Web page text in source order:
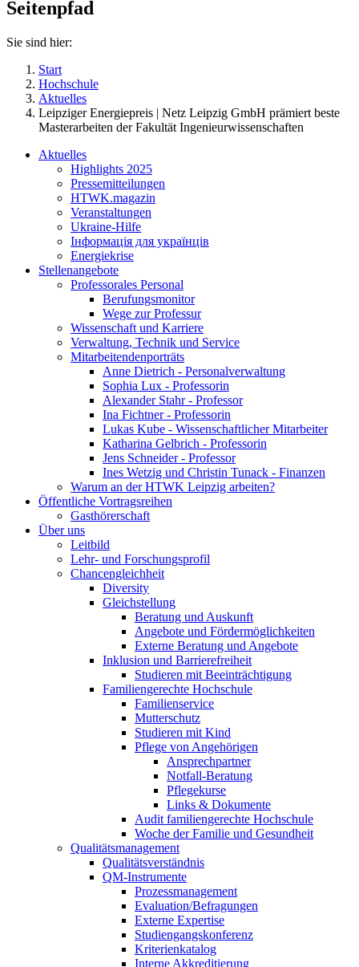
Seitenpfad
Sie sind hier:
Start
Hochschule
Aktuelles
Leipziger Energiepreis | Netz Leipzig GmbH prämiert beste
Masterarbeiten der Fakultät Ingenieurwissenschaften
Aktuelles
Highlights 2025
Pressemitteilungen
HTWK.magazin
Veranstaltungen
Ukraine-Hilfe
Інформація для українців
Energiekrise
Stellenangebote
Professorales Personal
Berufungsmonitor
Wege zur Professur
Wissenschaft und Karriere
Verwaltung, Technik und Service
Mitarbeitendenporträts
Anne Dietrich - Personalverwaltung
Sophia Lux - Professorin
Alexander Stahr - Professor
Ina Fichtner - Professorin
Lukas Kube - Wissenschaftlicher Mitarbeiter
Katharina Gelbrich - Professorin
Jens Schneider - Professor
Ines Wetzig und Christin Tunack - Finanzen
Warum an der HTWK Leipzig arbeiten?
Öffentliche Vortragsreihen
Gasthörerschaft
Über uns
Leitbild
Lehr- und Forschungsprofil
Chancengleichheit
Diversity
Gleichstellung
Beratung und Auskunft
Angebote und Fördermöglichkeiten
Externe Beratung und Angebote
Inklusion und Barrierefreiheit
Studieren mit Beeinträchtigung
Familiengerechte Hochschule
Familienservice
Mutterschutz
Studieren mit Kind
Pflege von Angehörigen
Ansprechpartner
Notfall-Beratung
Pflegekurse
Links & Dokumente
Audit familiengerechte Hochschule
Woche der Familie und Gesundheit
Qualitätsmanagement
Qualitätsverständnis
QM-Instrumente
Prozessmanagement
Evaluation/Befragungen
Externe Expertise
Studiengangskonferenz
Kriterienkatalog
Interne Akkreditierung